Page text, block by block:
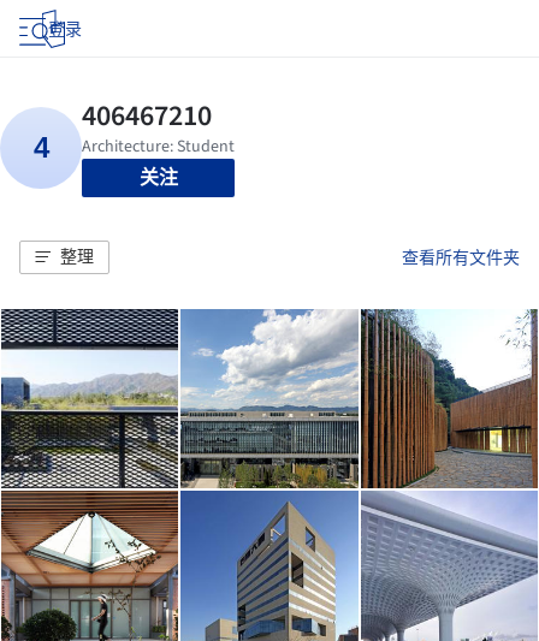
登录
关注
整理 查看所有文件夹